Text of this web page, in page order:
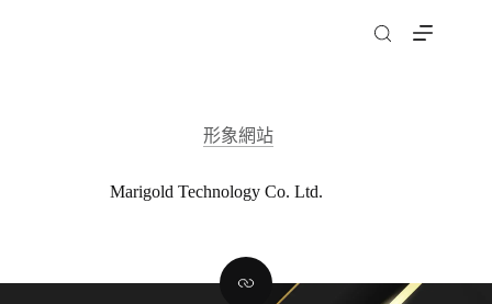
形象網站
Marigold Technology Co. Ltd.